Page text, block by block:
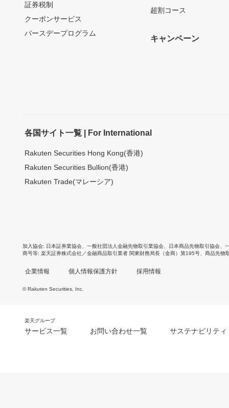
証券税制
クーポンサービス
バースデープログラム
超割コース
キャンペーン
各国サイト一覧 | For International
Rakuten Securities Hong Kong(香港)
Rakuten Securities Bullion(香港)
Rakuten Trade(マレーシア)
加入協会 日本証券業協会 一般社団法人金融先物取引業協会 日本商品先物取引協会
商号等 楽天証券株式会社／金融商品取引業者 関東財務局長（金商）第195号、商品先物
企業情報 個人情報保護方針 採用情報
© Rakuten Securities, Inc.
楽天グループ
サービス一覧 お問い合わせ一覧 サステナビリティ